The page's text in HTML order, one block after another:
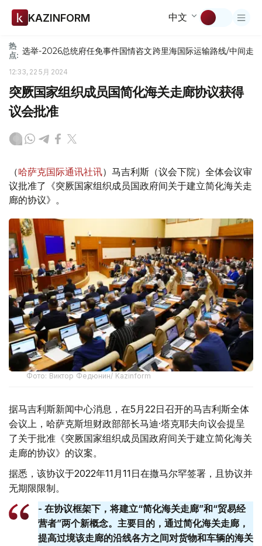
KAZINFORM 中文
热
点: 选举-2026总统府任免事件国情咨文跨里海国际运输路线/中间走廊
12:33, 22 5月 2024
突厥国家组织成员国简化海关走廊协议获得
议会批准
（哈萨克国际通讯社讯）马吉利斯（议会下院）全体会议审
议批准了《突厥国家组织成员国政府间关于建立简化海关走
廊的协议》。
Фото: Виктор Федюнин/ Kazinform
据马吉利斯新闻中心消息，在5月22日召开的马吉利斯全体
会议上，哈萨克斯坦财政部部长马迪·塔克耶夫向议会提呈
了关于批准《突厥国家组织成员国政府间关于建立简化海关
走廊的协议》的议案。
据悉，该协议于2022年11月11日在撒马尔罕签署，且协议并
无期限限制。
- 在协议框架下，将建立“简化海关走廊”和“贸易经
营者”两个新概念。主要目的，通过简化海关走廊，
提高过境该走廊的沿线各方之间对货物和车辆的海关